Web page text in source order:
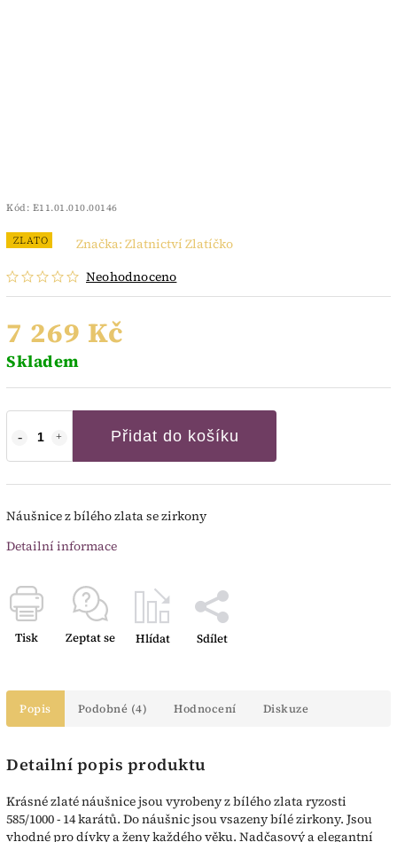
Kód: E11.01.010.00146
ZLATO
Neohodnoceno
Značka: Zlatnictví Zlatíčko
7 269 Kč
Skladem
Přidat do košíku
Náušnice z bílého zlata se zirkony
Detailní informace
Tisk Zeptat se Hlídat Sdílet
Popis Podobné (4) Hodnocení Diskuze
Detailní popis produktu
Krásné zlaté náušnice jsou vyrobeny z bílého zlata ryzosti
585/1000 - 14 karátů. Do náušnic jsou vsazeny bílé zirkony. Jsou
vhodné pro dívky a ženy každého věku. Nadčasový a elegantní